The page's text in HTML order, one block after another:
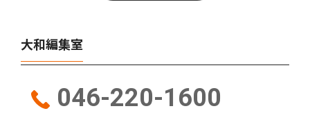
大和編集室
046-220-1600